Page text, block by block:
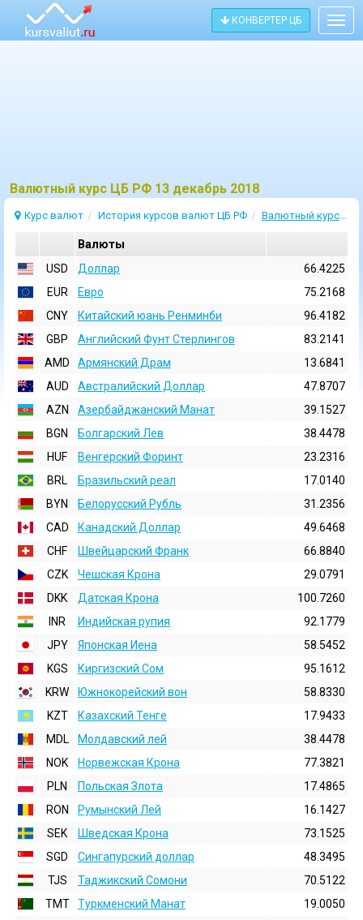
КОНВЕРТЕР ЦБ
Bалютный курс ЦБ РФ 13 декабрь 2018
Курс валют История курсов валют ЦБ РФ Валютный курс 13 Декабрь 2018
Валюты
USD
Доллар
66.4225
EUR
Евро
75.2168
CNY
Китайский юань Ренминби
96.4182
GBP
Английский Фунт Стерлингов
83.2141
AMD
Армянский Драм
13.6841
AUD
Австралийский Доллар
47.8707
AZN
Азербайджанский Манат
39.1527
BGN
Болгарский Лев
38.4478
HUF
Венгерский Форинт
23.2316
BRL
Бразильский реал
17.0140
BYN
Белорусский Рубль
31.2356
CAD
Канадский Доллар
49.6468
CHF
Швейцарский Франк
66.8840
CZK
Чешская Крона
29.0791
DKK
Датская Крона
100.7260
INR
Индийская pупия
92.1779
JPY
Японская Иена
58.5452
KGS
Киргизский Сом
95.1612
KRW
Южнокорейский вон
58.8330
KZT
Казахский Тенге
17.9433
MDL
Молдавский лей
38.4478
NOK
Норвежская Крона
77.3821
PLN
Польская Злота
17.4865
RON
Румынский Лей
16.1427
SEK
Шведская Крона
73.1525
SGD
Сингапурский доллар
48.3495
TJS
Таджикский Сомони
70.5122
TMT
Туркменский Манат
19.0050